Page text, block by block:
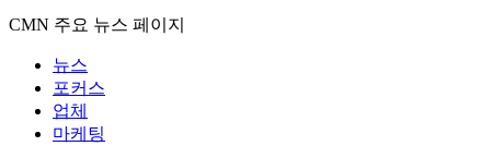
CMN 주요 뉴스 페이지
뉴스
포커스
업체
마케팅